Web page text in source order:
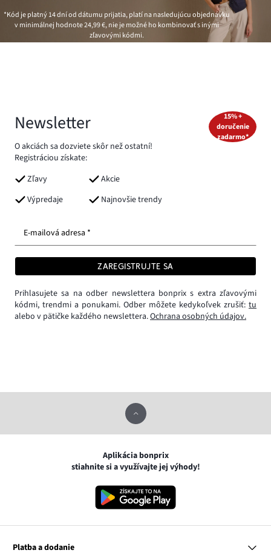
*Kód je platný 14 dní od dátumu prijatia, platí na nasledujúcu objednávku
v minimálnej hodnote24,99 €, nie je možné ho kombinovať s inými
zľavovými kódmi.
Newsletter
O akciách sa dozviete skôr než ostatní!
Registráciou získate:
Zľavy
Akcie
Výpredaje
Najnovšie trendy
15% +
doručenie
zadarmo*
E-mailová adresa *
ZAREGISTRUJTE SA
Prihlasujete sa na odber newslettera bonprix s extra zľavovými
kódmi, trendmi a ponukami. Odber môžete kedykoľvek zrušiť: tu
alebo v pätičke každého newslettera.Ochrana osobných údajov.
Aplikácia bonprix
stiahnite si a využívajte jej výhody!
Platba a dodanie